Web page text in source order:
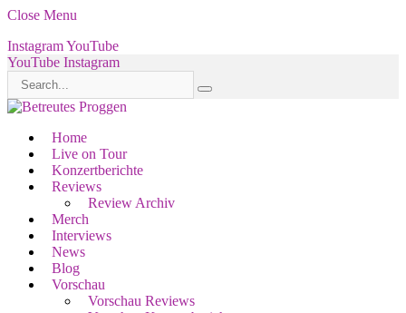
Close Menu
InstagramYouTube
YouTube Instagram
Home
Live on Tour
Konzertberichte
Reviews
Review Archiv
Merch
Interviews
News
Blog
Vorschau
Vorschau Reviews